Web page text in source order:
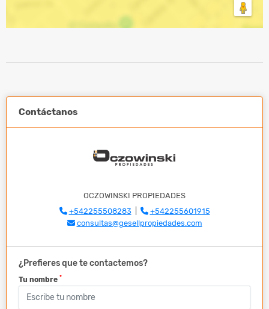
Contáctanos
OCZOWINSKI PROPIEDADES
+542255508283|
+542255601915
consultas@gesellpropiedades.com
¿Prefieres que te contactemos?
Tu nombre *